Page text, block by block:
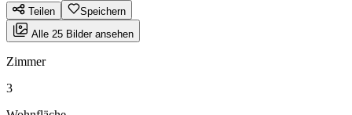
Teilen
Speichern
Alle 25 Bilder ansehen
Zimmer
3